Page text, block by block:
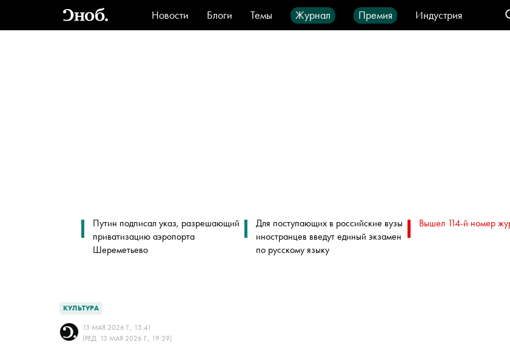
Новости Блоги Темы Журнал Премия
Индустрия
Стиль
Видео Город IT-продукты
Путин подписал указ, разрешающий
приватизацию аэропорта
Шереметьево
Для поступающих в российские вузы
иностранцев введут единый экзамен
по русскому языку
Вышел 114-й номер
КУЛЬТУРА
13 МАЯ 2026 Г., 15:41
(РЕД. 13 МАЯ 2026 Г., 19:39)